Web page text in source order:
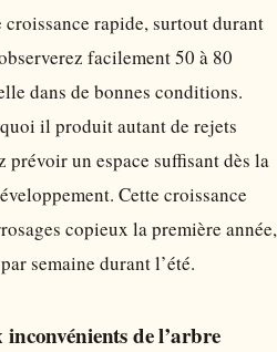
rapide, surtout durant
facilement 50 à 80
dans de bonnes conditions.
il produit autant de rejets
un espace suffisant dès la
Cette croissance
copieux la première année,
semaine durant l’été.
de l’arbre